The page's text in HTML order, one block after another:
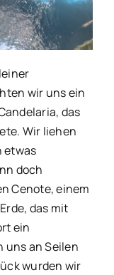
wir uns ein
das
Wir liehen
etwas
doch
Cenote, einem
das mit
ein
uns an Seilen
wurden wir